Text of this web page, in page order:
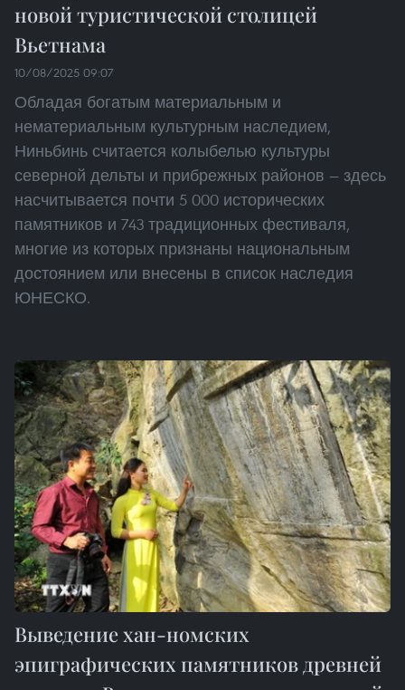
новой туристической столицей
Вьетнама
10/08/2025 09:07
Обладая богатым материальным и
нематериальным культурным наследием,
Ниньбинь считается колыбелью культуры
северной дельты и прибрежных районов — здесь
насчитывается почти 5 000 исторических
памятников и 743 традиционных фестиваля,
многие из которых признаны национальным
достоянием или внесены в список наследия
ЮНЕСКО.
Выведение хан-номских
эпиграфических памятников древней